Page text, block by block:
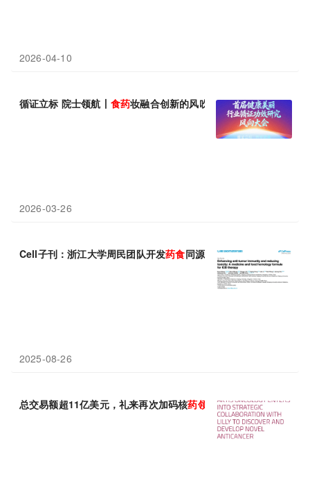
2026-04-10
循证立标 院士领航丨 食药妆融合创新的风吹向哪里？这场4000人
2026-03-26
Cell子刊：浙江大学周民团队开发药食同源策略，增强抗肿瘤免疫
2025-08-26
总交易额超11亿美元，礼来再次加码核药领域